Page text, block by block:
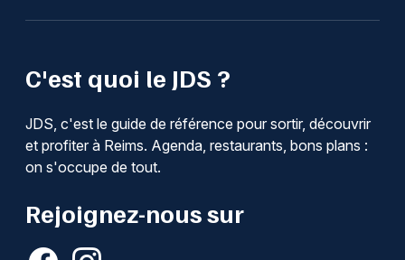
Recherche globale dans le Grand Est
Artistes en tournée
C'est quoi le JDS ?
JDS, c'est le guide de référence pour sortir, découvrir
et profiter à Reims. Agenda, restaurants, bons plans :
on s'occupe de tout.
Rejoignez-nous sur